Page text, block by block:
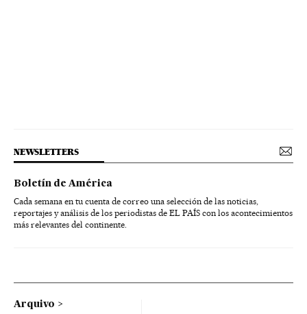
NEWSLETTERS
Boletín de América
Cada semana en tu cuenta de correo una selección de las noticias,
reportajes y análisis de los periodistas de EL PAÍS con los acontecimientos
más relevantes del continente.
Arquivo